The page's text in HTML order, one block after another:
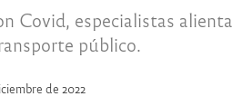
Covid, especialistas
público.
de 2022